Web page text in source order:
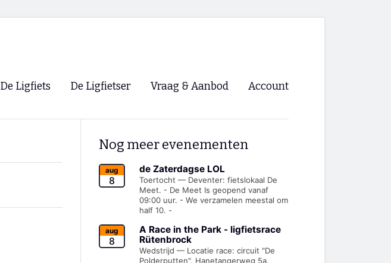
De Ligfiets De Ligfietser
Ligfietsvereninging NVHPV
Lokale Fietsverenigingen
EHPVA & EuSupino 🡺
Forum ligfietsers.nl 🡺
Vraag & Aanbod Account
Registreren
Nog meer evenementen
aug
8
de Zaterdagse LOL
Toertocht — Deventer: fietslokaal De
Meet. - De Meet Is geopend vanaf
09:00 uur. - We verzamelen meestal om
half 10. -
aug
8
A Race in the Park - ligfietsrace
Rütenbrock
Wedstrijd — Locatie race: circuit "De
Polderputten", Hanetangerweg 5a,